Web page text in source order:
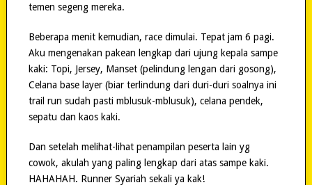
temen segeng mereka.
Beberapa menit kemudian, race dimulai. Tepat jam 6 pagi.
Aku mengenakan pakean lengkap dari ujung kepala sampe
kaki: Topi, Jersey, Manset (pelindung lengan dari gosong),
Celana base layer (biar terlindung dari duri-duri soalnya ini
trail run sudah pasti mblusuk-mblusuk), celana pendek,
sepatu dan kaos kaki.
Dan setelah melihat-lihat penampilan peserta lain yg
cowok, akulah yang paling lengkap dari atas sampe kaki.
HAHAHAH. Runner Syariah sekali ya kak!